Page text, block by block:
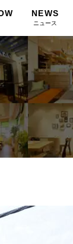
NEWS
ニュース